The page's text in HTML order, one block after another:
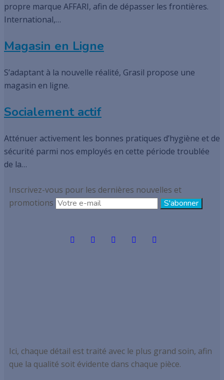
propre marque AFFARI, afin de dépasser les frontières.
International,…
Magasin en Ligne
S’adaptant à la nouvelle réalité, Grasil propose une
magasin en ligne.
Socialement actif
Atténuer activement les bonnes pratiques d’hygiène et de
sécurité parmi nos employés en cette période troublée
de la…
Inscrivez-vous pour les dernières nouvelles et
promotions
Ici, chaque détail est traité avec le plus grand soin, afin
que la qualité soit évidente dans chaque pièce.